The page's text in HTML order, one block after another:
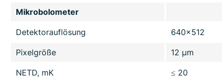
Mikrobolometer
Detektorauflösung 640x512
Pixelgröße 12 µm
NETD, mK ≤ 20